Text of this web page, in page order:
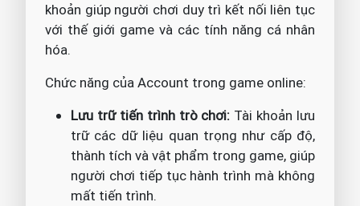
khoản giúp người chơi duy trì kết nối liên tục
với thế giới game và các tính năng cá nhân
hóa.
Chức năng của Account trong game online:
Lưu trữ tiến trình trò chơi: Tài khoản lưu
trữ các dữ liệu quan trọng như cấp độ,
thành tích và vật phẩm trong game, giúp
người chơi tiếp tục hành trình mà không
mất tiến trình.